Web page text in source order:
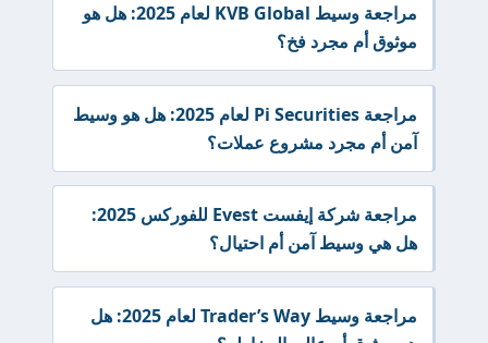
مراجعة وسيط KVB Global لعام 2025: هل هو
موثوق أم مجرد فخ؟
مراجعة Pi Securities لعام 2025: هل هو وسيط
آمن أم مجرد مشروع عملات؟
مراجعة شركة إيفست Evest للفوركس 2025:
هل هي وسيط آمن أم احتيال؟
مراجعة وسيط Trader’s Way لعام 2025: هل